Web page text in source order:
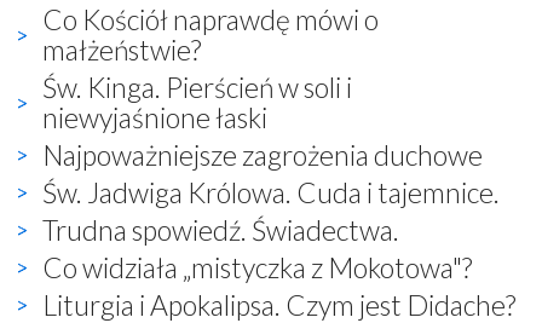
Co Kościół naprawdę mówi o
małżeństwie?
Św. Kinga. Pierścień w soli i
niewyjaśnione łaski
Najpoważniejsze zagrożenia duchowe
Św. Jadwiga Królowa. Cuda i tajemnice.
Trudna spowiedź. Świadectwa.
Co widziała „mistyczka z Mokotowa"?
Liturgia i Apokalipsa. Czym jest Didache?